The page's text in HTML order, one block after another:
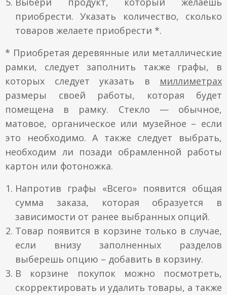
приобрести. Указать количество, сколько
товаров желаете приобрести *.
* Приобретая деревянные или металлические
рамки, следует заполнить также графы, в
которых следует указать в миллиметрах
размеры своей работы, которая будет
помещена в рамку. Стекло — обычное,
матовое, органическое или музейное – если
это необходимо. А также следует выбрать,
необходим ли позади обрамленной работы
картон или фотоножка.
Напротив графы «Всего» появится общая
сумма заказа, которая образуется в
зависимости от ранее выбранных опций.
Товар появится в корзине только в случае,
если внизу заполненных разделов
выберешь опцию – добавить в корзину.
В корзине покупок можно посмотреть,
скорректировать и удалить товары, а также